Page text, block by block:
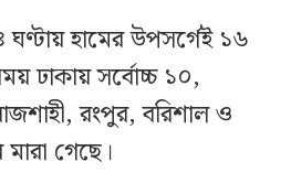
হামের উপসর্গেই ১৬
ঢাকায় সর্বোচ্চ ১০,
রংপুর, বরিশাল ও
গেছে।